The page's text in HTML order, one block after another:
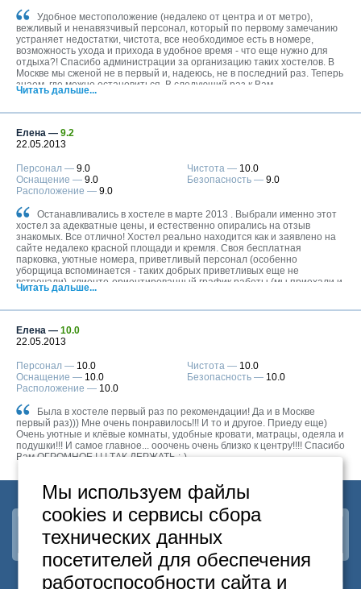
Удобное местоположение (недалеко от центра и от метро),
вежливый и ненавязчивый персонал, который по первому замечанию
устраняет недостатки, чистота, все необходимое есть в номере,
возможность ухода и прихода в удобное время - что еще нужно для
отдыха?! Спасибо администрации за организацию таких хостелов. В
Москве мы сженой не в первый и, надеюсь, не в последний раз. Теперь
знаем, где можно остановиться. В следующий раз к Вам.
Читать дальше...
Елена — 9.2
22.05.2013
Персонал — 9.0
Оснащение — 9.0
Расположение — 9.0
Чистота — 10.0
Безопасность — 9.0
Останавливались в хостеле в марте 2013 . Выбрали именно этот
хостел за адекватные цены, и естественно опирались на отзыв
знакомых. Все отлично! Хостел реально находится как и заявлено на
сайте недалеко красной площади и кремля. Своя бесплатная
парковка, уютные номера, приветливый персонал (особенно
уборщица вспоминается - таких добрых приветливых еще не
встречали), клиенто-ориентированный график работы (мы приехали и
заселились в 2 ночи:). Продажа продукции все от одноразовых тапочек
следующий раз только к вам!!
Читать дальше...
Елена — 10.0
22.05.2013
Персонал — 10.0
Оснащение — 10.0
Расположение — 10.0
Чистота — 10.0
Безопасность — 10.0
Была в хостеле первый раз по рекомендации! Да и в Москве
первый раз))) Мне очень понравилось!!! И то и другое. Приеду еще)
Очень уютные и клёвые комнаты, удобные кровати, матрацы, одеяла и
подушки!!! И самое главное... ооочень очень близко к центру!!!! Спасибо
Вам ОГРОМНОЕ ! ! ! ТАК ДЕРЖАТЬ ;-)
Наша группа ВКонтакте
Мы используем файлы
cookies и сервисы сбора
технических данных
посетителей для обеспечения
работоспособности сайта и